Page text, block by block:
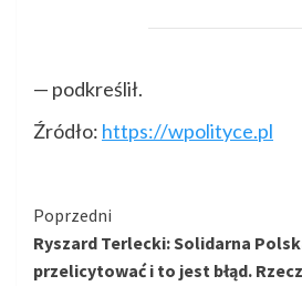
— podkreślił.
Źródło: https://wpolityce.pl
Kontynuuj
czytanie
Poprzedni
Ryszard Terlecki: Solidarna
przelicytować i to jest błąd.